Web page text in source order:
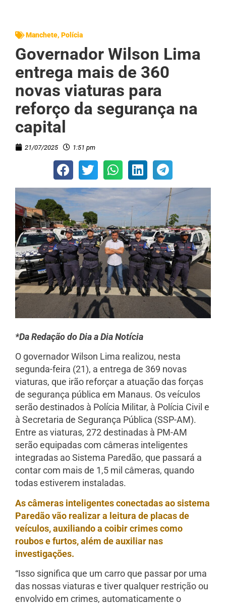
Manchete, Polícia
Governador Wilson Lima
entrega mais de 360
novas viaturas para
reforço da segurança na
capital
21/07/2025 1:51 pm
*Da Redação do Dia a Dia Notícia
O governador Wilson Lima realizou, nesta
segunda-feira (21), a entrega de 369 novas
viaturas, que irão reforçar a atuação das forças
de segurança pública em Manaus. Os veículos
serão destinados à Polícia Militar, à Polícia Civil e
à Secretaria de Segurança Pública (SSP-AM).
Entre as viaturas, 272 destinadas à PM-AM
serão equipadas com câmeras inteligentes
integradas ao Sistema Paredão, que passará a
contar com mais de 1,5 mil câmeras, quando
todas estiverem instaladas.
As câmeras inteligentes conectadas ao sistema
Paredão vão realizar a leitura de placas de
veículos, auxiliando a coibir crimes como
roubos e furtos, além de auxiliar nas
investigações.
“Isso significa que um carro que passar por uma
das nossas viaturas e tiver qualquer restrição ou
envolvido em crimes, automaticamente o